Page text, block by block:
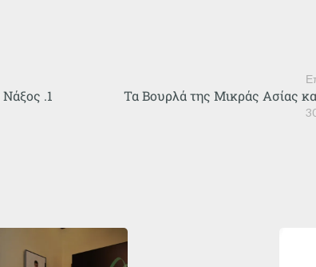
.1 Τα Βουρλά της Μικράς Ασίας